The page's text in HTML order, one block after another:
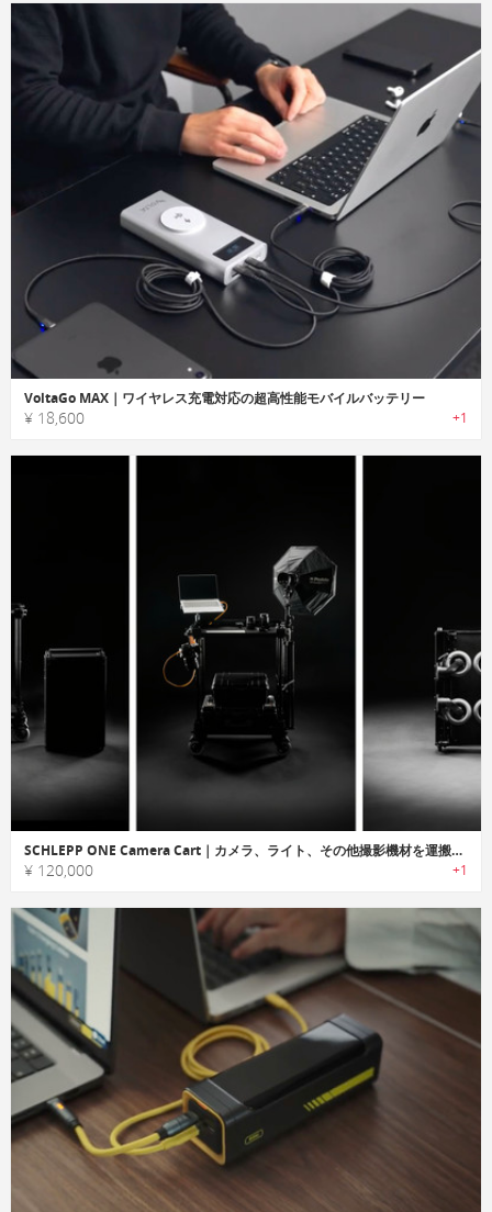
VoltaGo MAX｜ワイヤレス充電対応の超高性能モバイルバッテリー
¥ 18,600 +1
SCHLEPP ONE Camera Cart｜カメラ、ライト、その他撮影機材を運搬し、設置できる撮影専用カート
¥ 120,000 +1